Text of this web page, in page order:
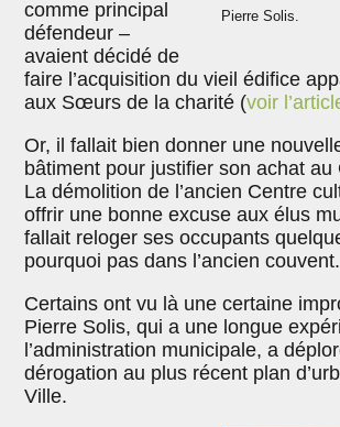
Pierre Solis.
comme principal
défendeur –
avaient décidé de
faire l’acquisition du vieil édifice
aux Sœurs de la charité (voir
Or, il fallait bien donner une
bâtiment pour justifier son achat au
La démolition de l’ancien Centre
offrir une bonne excuse aux élus
fallait reloger ses occupants
pourquoi pas dans l’ancien couvent.
Certains ont vu là une certaine
Pierre Solis, qui a une longue
l’administration municipale, a
dérogation au plus récent plan
Ville.